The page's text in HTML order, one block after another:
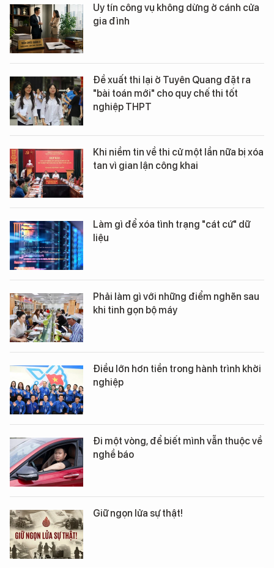
Uy tín công vụ không dừng ở cánh cửa
gia đình
Đề xuất thi lại ở Tuyên Quang đặt ra
"bài toán mới" cho quy chế thi tốt
nghiệp THPT
Khi niềm tin về thi cử một lần nữa bị xóa
tan vì gian lận công khai
Làm gì để xóa tình trạng "cát cứ" dữ
liệu
Phải làm gì với những điểm nghẽn sau
khi tinh gọn bộ máy
Điều lớn hơn tiền trong hành trình khởi
nghiệp
Đi một vòng, để biết mình vẫn thuộc về
nghề báo
Giữ ngọn lửa sự thật!